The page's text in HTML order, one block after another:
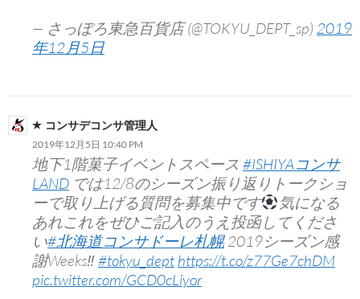
— さっぽろ東急百貨店 (@TOKYU_DEPT_sp) 2019
年12月5日
コンサデコンサ管理人
2019年12月5日 10:40 PM
地下1階菓子イベントスペース #ISHIYAコンサ
LAND では12/8のシーズン振り返りトークショ
ーで取り上げる質問を募集中です
気になる
あれこれをぜひご記入のうえ投函してくださ
い#北海道コンサドーレ札幌2019シーズン感
謝Weeks‼︎#tokyu_dept https://t.co/z77Ge7chDM
pic.twitter.com/GCD0cLiyor